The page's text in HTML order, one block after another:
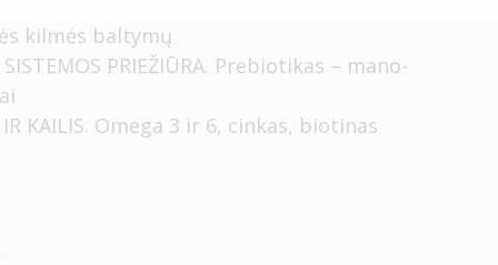
kilmės baltymų
SISTEMOS PRIEŽIŪRA. Prebiotikas – mano-
IR KAILIS. Omega 3 ir 6, cinkas, biotinas